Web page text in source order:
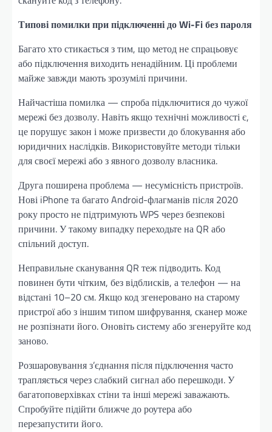
Типові помилки при підключенні до Wi-Fi без пароля
Багато хто стикається з тим, що метод не спрацьовує
або підключення виходить ненадійним. Ці проблеми
майже завжди мають зрозумілі причини.
Найчастіша помилка — спроба підключитися до чужої
мережі без дозволу. Навіть якщо технічні можливості є,
це порушує закон і може призвести до блокування або
юридичних наслідків. Використовуйте методи тільки
для своєї мережі або з явного дозволу власника.
Друга поширена проблема — несумісність пристроїв.
Нові iPhone та багато Android-флагманів після 2020
року просто не підтримують WPS через безпекові
причини. У такому випадку переходьте на QR або
спільний доступ.
Неправильне сканування QR теж підводить. Код
повинен бути чітким, без відблисків, а телефон — на
відстані 10–20 см. Якщо код згенеровано на старому
пристрої або з іншим типом шифрування, сканер може
не розпізнати його. Оновіть систему або згенеруйте код
заново.
Розшаровування з’єднання після підключення часто
трапляється через слабкий сигнал або перешкоди. У
багатоповерхівках стіни та інші мережі заважають.
Спробуйте підійти ближче до роутера або
перезапустити його.